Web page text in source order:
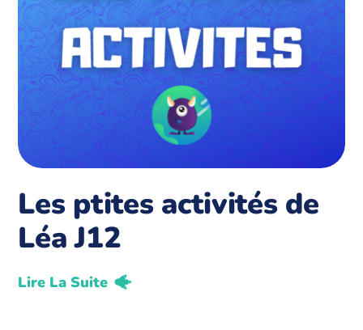
Les ptites activités de
Léa J12
Lire La Suite